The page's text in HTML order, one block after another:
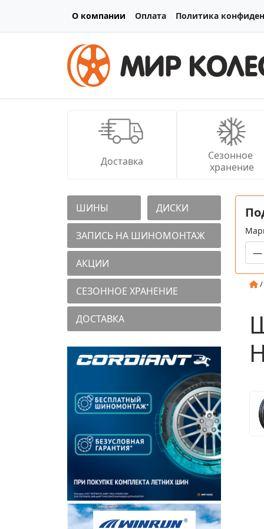
О компании Оплата Политика
Доставка
Сезонное
хранение
ШИНЫ ДИСКИ
ЗАПИСЬ НА ШИНОМОНТАЖ
АКЦИИ
СЕЗОННОЕ ХРАНЕНИЕ
ДОСТАВКА
/